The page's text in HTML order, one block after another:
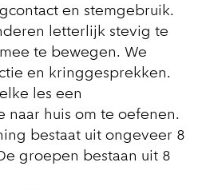
en stemgebruik.
letterlijk stevig te
te bewegen. We
en kringgesprekken.
les een
naar huis om te oefenen.
bestaat uit ongeveer 8
groepen bestaan uit 8